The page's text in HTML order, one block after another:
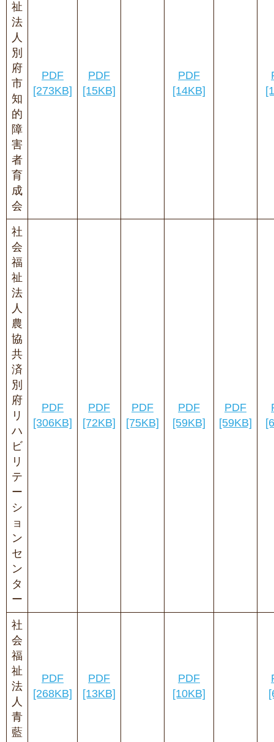
祉
法
人
別
府
市
知
的
障
害
者
育
成
会
PDF
[273KB]
PDF
[15KB]
PDF
[14KB]
社
会
福
祉
法
人
農
協
共
済
別
府
リ
ハ
ビ
リ
テ
ー
シ
ョ
ン
セ
ン
タ
ー
PDF
[306KB]
PDF
[72KB]
PDF
[75KB]
PDF
[59KB]
PDF
[59KB]
社
会
福
祉
法
人
青
藍
PDF
[268KB]
PDF
[13KB]
PDF
[10KB]